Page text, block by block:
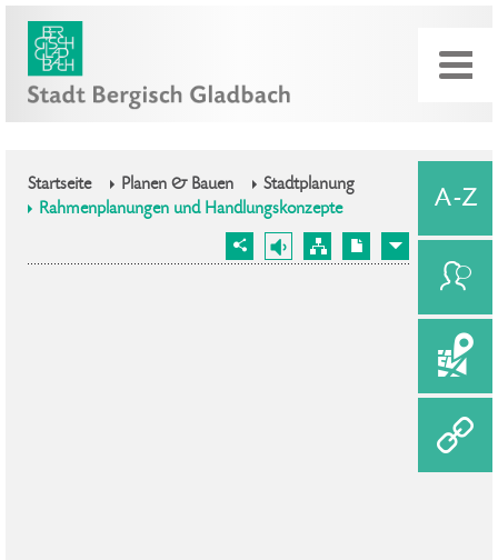
Startseite Planen & Bauen
Stadtplanung
Rahmenplanungen und Handlungskonzepte